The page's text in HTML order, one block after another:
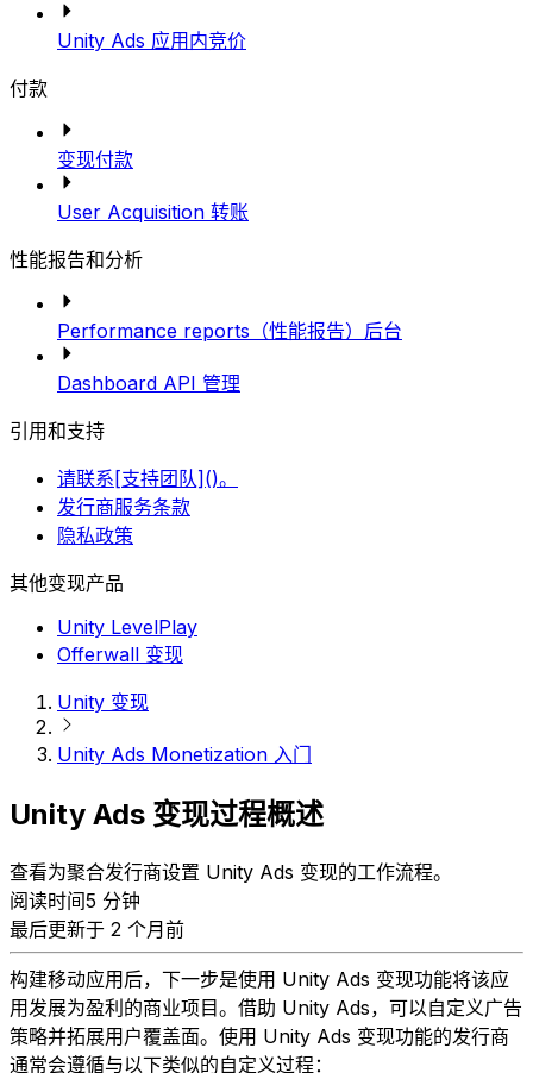
Unity Ads 应用内竞价
付款
变现付款
User Acquisition 转账
性能报告和分析
Performance reports（性能报告）后台
Dashboard API 管理
引用和支持
请联系[支持团队]()。
发行商服务条款
隐私政策
其他变现产品
Unity LevelPlay
Offerwall 变现
Unity 变现
Unity Ads Monetization 入门
Unity Ads 变现过程概述
查看为聚合发行商设置 Unity Ads 变现的工作流程。
阅读时间5 分钟
最后更新于 2 个月前
构建移动应用后，下一步是使用 Unity Ads 变现功能将该应
用发展为盈利的商业项目。借助 Unity Ads，可以自定义广告
策略并拓展用户覆盖面。使用 Unity Ads 变现功能的发行商
通常会遵循与以下类似的自定义过程：